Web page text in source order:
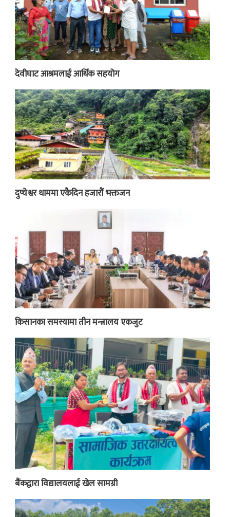
देवीघाट आश्रमलाई आर्थिक सहयोग
दुप्चेश्वर धाममा एकैदिन हजारौं भक्तजन
किसानका समस्यामा तीन मन्त्रालय एकजुट
बैंकद्वारा विद्यालयलाई खेल सामग्री